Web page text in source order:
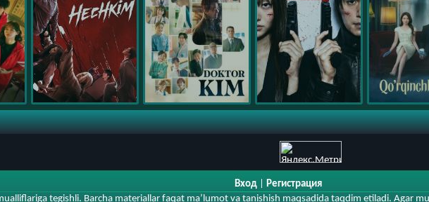
Вход
Регистрация
tegishli. Barcha materiallar faqat ma’lumot va tanishish maqsadida taqdim etiladi. Agar